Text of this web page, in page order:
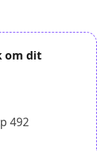
om dit
492